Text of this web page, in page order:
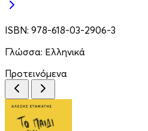
ISBN: 978-618-03-2906-3
Γλώσσα: Ελληνικά
Προτεινόμενα